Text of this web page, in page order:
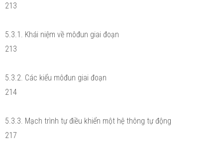
213
5.3.1. Khái niệm về môđun giai đoạn
213
5.3.2. Các kiểu môđun giai đoạn
214
5.3.3. Mạch trình tự điều khiển một hệ thông tự động
217